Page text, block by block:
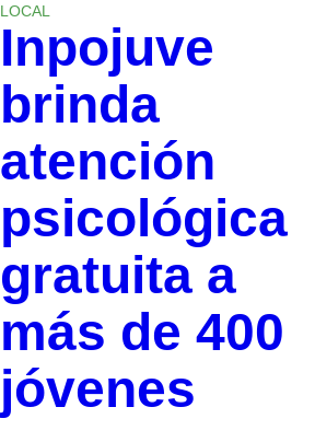
LOCAL
Inpojuve
brinda
atención
psicológica
gratuita a
más de 400
jóvenes